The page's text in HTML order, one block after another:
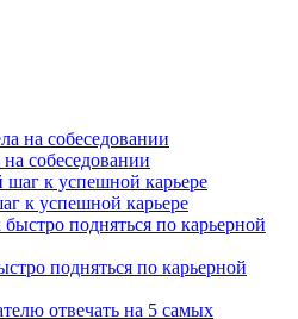
собеседовании
к успешной карьере
подняться по карьерной